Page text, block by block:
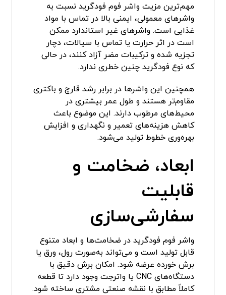
مهم‌ترین مزیت واشر فوم فودگرید نسبت به
واشرهای معمولی، ایمنی بالا در تماس با مواد
غذایی است. واشرهای غیر استاندارد ممکن
است در اثر حرارت یا تماس با سیالات، دچار
تجزیه شده و ترکیبات مضر آزاد کنند، در حالی
که نوع فودگرید چنین خطری ندارد.
همچنین این واشرها در برابر رشد قارچ و باکتری
مقاوم‌تر هستند و طول عمر بیشتری در
محیط‌های مرطوب دارند. این موضوع باعث
کاهش هزینه‌های تعمیر و نگهداری و افزایش
بهره‌وری خطوط تولید می‌شود.
ابعاد، ضخامت و
قابلیت
سفارشی‌سازی
واشر فوم فودگرید در ضخامت‌ها و ابعاد متنوع
قابل تولید است و می‌تواند به‌صورت رول، ورق یا
برش خورده عرضه شود. امکان برش دقیق با
دستگاه‌های CNC یا واترجت وجود دارد تا قطعه
کاملاً مطابق با نقشه صنعتی مشتری ساخته شود.